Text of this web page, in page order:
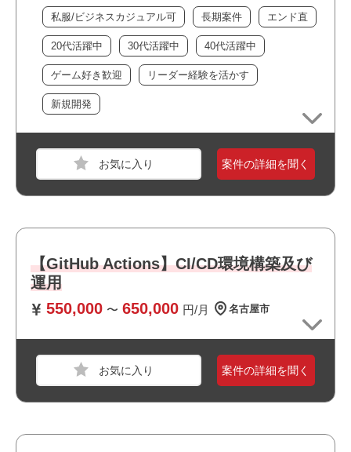
私服/ビジネスカジュアル可 長期案件 エンド直
20代活躍中 30代活躍中 40代活躍中
ゲーム好き歓迎 リーダー経験を活かす
新規開発
案件の詳細を聞く
【GitHub Actions】CI/CD環境構築及び
運用
550,000 〜 650,000 円/月 名古屋市
おすすめポイント
・大手企業の案件です
・選考スピードの速い案件です
・長期就業が見込める案件です
案件の詳細を聞く
職種
組み込み・制御エンジニア
業界
サービス
スキル
C++,Windows,UNIX/Linux
必須スキル
・BtoC向けのサービスに関われます
業界
運輸・交通・物流・倉庫
スキル
上流工程経験
※目安3年以上